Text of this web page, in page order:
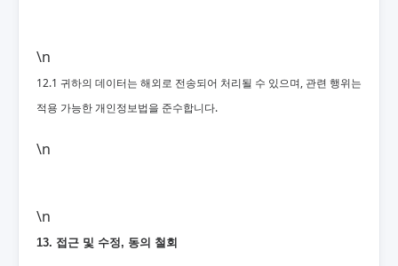
\n
12.1 귀하의 데이터는 해외로 전송되어 처리될 수 있으며, 관련 행위는
적용 가능한 개인정보법을 준수합니다.
\n
\n
13. 접근 및 수정, 동의 철회